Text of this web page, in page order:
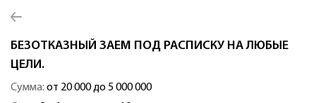
БЕЗОТКАЗНЫЙ ЗАЕМ ПОД РАСПИСКУ НА ЛЮБЫЕ
ЦЕЛИ.
Сумма: от 20 000 до 5 000 000